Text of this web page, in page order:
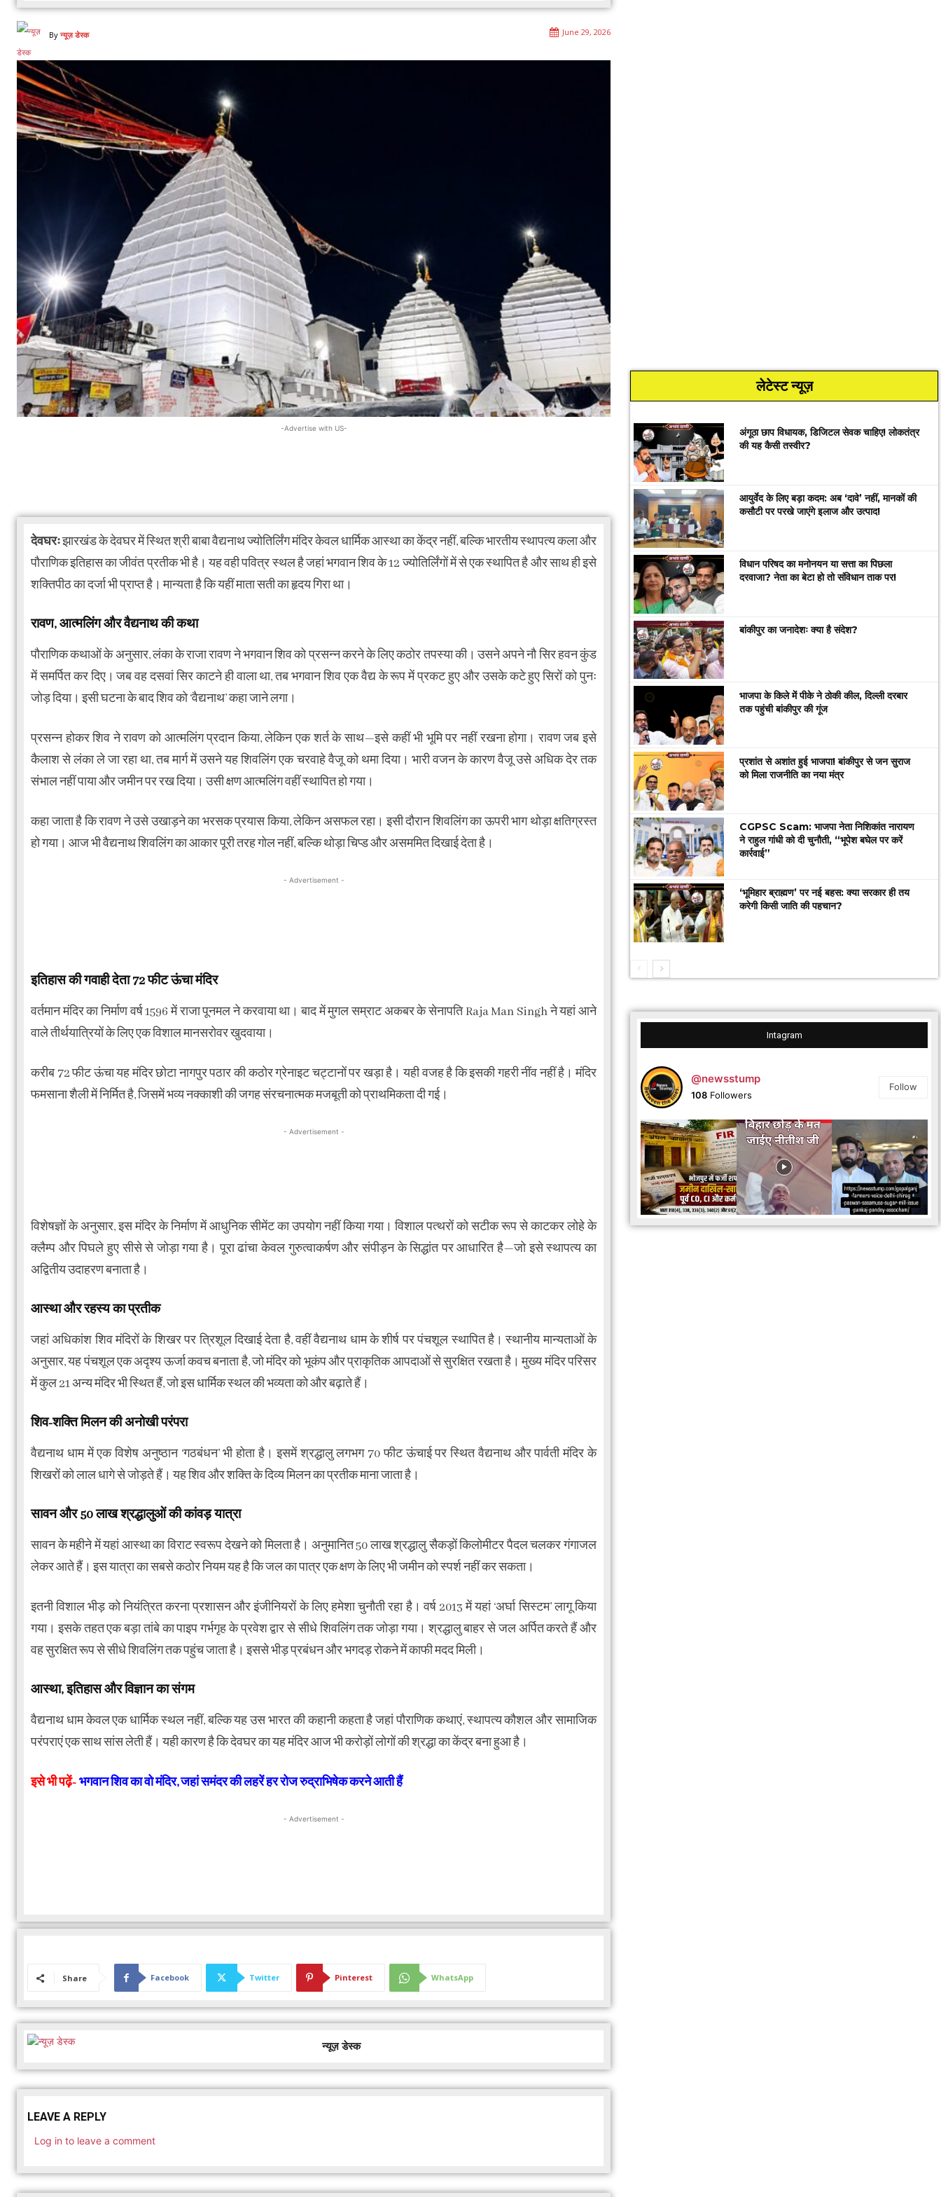
By न्यूज़ डेस्क June 29, 2026
-Advertise with US-
देवघरःझारखंड के देवघर में स्थित श्री बाबा वैद्यनाथ ज्योतिर्लिंग मंदिर केवल धार्मिक आस्था का केंद्र नहीं, बल्कि भारतीय स्थापत्य कला और
पौराणिक इतिहास का जीवंत प्रतीक भी है। यह वही पवित्र स्थल है जहां भगवान शिव के 12 ज्योतिर्लिंगों में से एक स्थापित है और साथ ही इसे
शक्तिपीठ का दर्जा भी प्राप्त है। मान्यता है कि यहीं माता सती का हृदय गिरा था।
रावण, आत्मलिंग और वैद्यनाथ की कथा
पौराणिक कथाओं के अनुसार, लंका के राजा रावण ने भगवान शिव को प्रसन्न करने के लिए कठोर तपस्या की। उसने अपने नौ सिर हवन कुंड
में समर्पित कर दिए। जब वह दसवां सिर काटने ही वाला था, तब भगवान शिव एक वैद्य के रूप में प्रकट हुए और उसके कटे हुए सिरों को पुनः
जोड़ दिया। इसी घटना के बाद शिव को ‘वैद्यनाथ’ कहा जाने लगा।
प्रसन्न होकर शिव ने रावण को आत्मलिंग प्रदान किया, लेकिन एक शर्त के साथ—इसे कहीं भी भूमि पर नहीं रखना होगा। रावण जब इसे
कैलाश से लंका ले जा रहा था, तब मार्ग में उसने यह शिवलिंग एक चरवाहे वैजू को थमा दिया। भारी वजन के कारण वैजू उसे अधिक देर तक
संभाल नहीं पाया और जमीन पर रख दिया। उसी क्षण आत्मलिंग वहीं स्थापित हो गया।
कहा जाता है कि रावण ने उसे उखाड़ने का भरसक प्रयास किया, लेकिन असफल रहा। इसी दौरान शिवलिंग का ऊपरी भाग थोड़ा क्षतिग्रस्त
हो गया। आज भी वैद्यनाथ शिवलिंग का आकार पूरी तरह गोल नहीं, बल्कि थोड़ा चिप्ड और असममित दिखाई देता है।
- Advertisement -
इतिहास की गवाही देता 72 फीट ऊंचा मंदिर
वर्तमान मंदिर का निर्माण वर्ष 1596 में राजा पूनमल ने करवाया था। बाद में मुगल सम्राट अकबर के सेनापति Raja Man Singh ने यहां आने
वाले तीर्थयात्रियों के लिए एक विशाल मानसरोवर खुदवाया।
करीब 72 फीट ऊंचा यह मंदिर छोटा नागपुर पठार की कठोर ग्रेनाइट चट्टानों पर खड़ा है। यही वजह है कि इसकी गहरी नींव नहीं है। मंदिर
फमसाना शैली में निर्मित है, जिसमें भव्य नक्काशी की जगह संरचनात्मक मजबूती को प्राथमिकता दी गई।
- Advertisement -
विशेषज्ञों के अनुसार, इस मंदिर के निर्माण में आधुनिक सीमेंट का उपयोग नहीं किया गया। विशाल पत्थरों को सटीक रूप से काटकर लोहे के
क्लैम्प और पिघले हुए सीसे से जोड़ा गया है। पूरा ढांचा केवल गुरुत्वाकर्षण और संपीड़न के सिद्धांत पर आधारित है—जो इसे स्थापत्य का
अद्वितीय उदाहरण बनाता है।
आस्था और रहस्य का प्रतीक
जहां अधिकांश शिव मंदिरों के शिखर पर त्रिशूल दिखाई देता है, वहीं वैद्यनाथ धाम के शीर्ष पर पंचशूल स्थापित है। स्थानीय मान्यताओं के
अनुसार, यह पंचशूल एक अदृश्य ऊर्जा कवच बनाता है, जो मंदिर को भूकंप और प्राकृतिक आपदाओं से सुरक्षित रखता है। मुख्य मंदिर परिसर
में कुल 21 अन्य मंदिर भी स्थित हैं, जो इस धार्मिक स्थल की भव्यता को और बढ़ाते हैं।
शिव-शक्ति मिलन की अनोखी परंपरा
वैद्यनाथ धाम में एक विशेष अनुष्ठान ‘गठबंधन’ भी होता है। इसमें श्रद्धालु लगभग 70 फीट ऊंचाई पर स्थित वैद्यनाथ और पार्वती मंदिर के
शिखरों को लाल धागे से जोड़ते हैं। यह शिव और शक्ति के दिव्य मिलन का प्रतीक माना जाता है।
सावन और 50 लाख श्रद्धालुओं की कांवड़ यात्रा
सावन के महीने में यहां आस्था का विराट स्वरूप देखने को मिलता है। अनुमानित 50 लाख श्रद्धालु सैकड़ों किलोमीटर पैदल चलकर गंगाजल
लेकर आते हैं। इस यात्रा का सबसे कठोर नियम यह है कि जल का पात्र एक क्षण के लिए भी जमीन को स्पर्श नहीं कर सकता।
इतनी विशाल भीड़ को नियंत्रित करना प्रशासन और इंजीनियरों के लिए हमेशा चुनौती रहा है। वर्ष 2013 में यहां ‘अर्घा सिस्टम’ लागू किया
गया। इसके तहत एक बड़ा तांबे का पाइप गर्भगृह के प्रवेश द्वार से सीधे शिवलिंग तक जोड़ा गया। श्रद्धालु बाहर से जल अर्पित करते हैं और
वह सुरक्षित रूप से सीधे शिवलिंग तक पहुंच जाता है। इससे भीड़ प्रबंधन और भगदड़ रोकने में काफी मदद मिली।
आस्था, इतिहास और विज्ञान का संगम
वैद्यनाथ धाम केवल एक धार्मिक स्थल नहीं, बल्कि यह उस भारत की कहानी कहता है जहां पौराणिक कथाएं, स्थापत्य कौशल और सामाजिक
परंपराएं एक साथ सांस लेती हैं। यही कारण है कि देवघर का यह मंदिर आज भी करोड़ों लोगों की श्रद्धा का केंद्र बना हुआ है।
इसे भी पढ़ें-भगवान शिव का वो मंदिर, जहां समंदर की लहरें हर रोज रुद्राभिषेक करने आती हैं
- Advertisement -
Share Facebook Twitter Pinterest WhatsApp
न्यूज़ डेस्क
LEAVE A REPLY
Log in to leave a comment
लेटेस्ट न्यूज़
अंगूठा छाप विधायक, डिजिटल सेवक चाहिए! लोकतंत्र
की यह कैसी तस्वीर?
आयुर्वेद के लिए बड़ा कदम: अब ‘दावे’ नहीं, मानकों की
कसौटी पर परखे जाएंगे इलाज और उत्पाद!
विधान परिषद का मनोनयन या सत्ता का पिछला
दरवाजा? नेता का बेटा हो तो संविधान ताक पर!
बांकीपुर का जनादेशः क्या है संदेश?
भाजपा के किले में पीके ने ठोकी कील, दिल्ली दरबार
तक पहुंची बांकीपुर की गूंज
प्रशांत से अशांत हुई भाजपा! बांकीपुर से जन सुराज
को मिला राजनीति का नया मंत्र
CGPSC Scam: भाजपा नेता निशिकांत नारायण
ने राहुल गांधी को दी चुनौती, “भूपेश बघेल पर करें
कार्रवाई”
‘भूमिहार ब्राह्मण’ पर नई बहस: क्या सरकार ही तय
करेगी किसी जाति की पहचान?
Intagram
@newsstump
108 Followers
Follow